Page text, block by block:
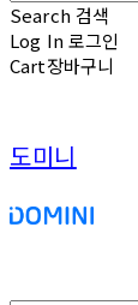
Search 검색
Log In로그인
Cart장바구니
도미니